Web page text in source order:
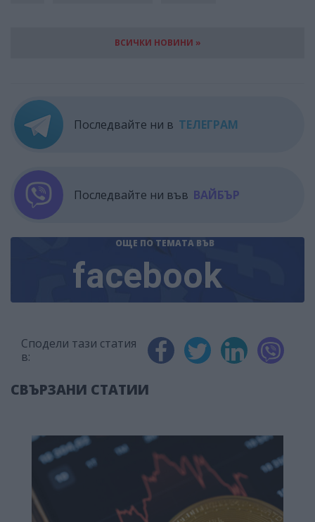
ВСИЧКИ НОВИНИ »
Последвайте ни в ТЕЛЕГРАМ
Последвайте ни във ВАЙБЪР
ОЩЕ ПО ТЕМАТА ВЪВ
facebook
Сподели тази статия
в:
СВЪРЗАНИ СТАТИИ